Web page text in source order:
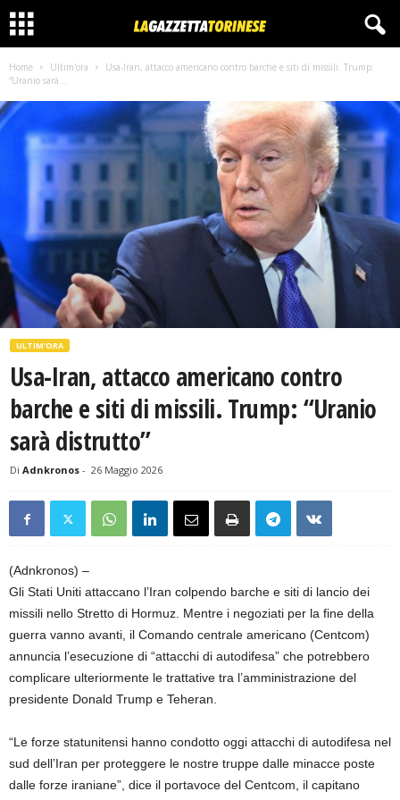
Home Ultim'ora
Usa-Iran, attacco americano contro barche e siti di missili. Trump:
“Uranio sarà...
ULTIM'ORA
Usa-Iran, attacco americano contro
barche e siti di missili. Trump: “Uranio
sarà distrutto”
Di Adnkronos - 26 Maggio 2026
(Adnkronos) –
Gli Stati Uniti attaccano l’Iran colpendo barche e siti di lancio dei
missili nello Stretto di Hormuz. Mentre i negoziati per la fine della
guerra vanno avanti, il Comando centrale americano (Centcom)
annuncia l’esecuzione di “attacchi di autodifesa” che potrebbero
complicare ulteriormente le trattative tra l’amministrazione del
presidente Donald Trump e Teheran.
“Le forze statunitensi hanno condotto oggi attacchi di autodifesa nel
sud dell’Iran per proteggere le nostre truppe dalle minacce poste
dalle forze iraniane”, dice il portavoce del Centcom, il capitano